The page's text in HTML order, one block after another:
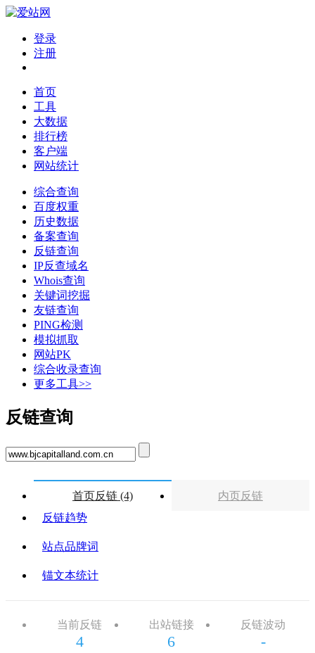
登录
注册
首页
工具
大数据
排行榜
客户端
网站统计
综合查询
百度权重
历史数据
备案查询
反链查询
IP反查域名
Whois查询
关键词挖掘
友链查询
PING检测
模拟抓取
网站PK
综合收录查询
更多工具>>
反链查询
首页反链 (4)
内页反链
反链趋势
站点品牌词
锚文本统计
当前反链
4
出站链接
6
反链波动
-